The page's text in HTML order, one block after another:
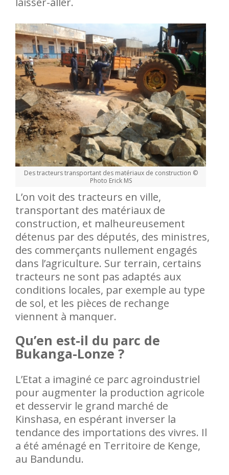
Des tracteurs transportant des matériaux de construction ©
Photo Erick MS
L’on voit des tracteurs en ville,
transportant des matériaux de
construction, et malheureusement
détenus par des députés, des ministres,
des commerçants nullement engagés
dans l’agriculture. Sur terrain, certains
tracteurs ne sont pas adaptés aux
conditions locales, par exemple au type
de sol, et les pièces de rechange
viennent à manquer.
Qu’en est-il du parc de
Bukanga-Lonze ?
L’Etat a imaginé ce parc agroindustriel
pour augmenter la production agricole
et desservir le grand marché de
Kinshasa, en espérant inverser la
tendance des importations des vivres. Il
a été aménagé en Territoire de Kenge,
au Bandundu.